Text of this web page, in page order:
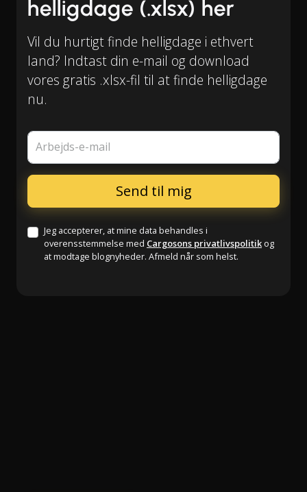
helligdage (.xlsx) her
Vil du hurtigt finde helligdage i ethvert
land? Indtast din e-mail og download
vores gratis .xlsx-fil til at finde helligdage
nu.
Arbejds-e-mail
Jeg accepterer, at mine data behandles i
overensstemmelse med Cargosons privatlivspolitik og
at modtage blognyheder. Afmeld når som helst.